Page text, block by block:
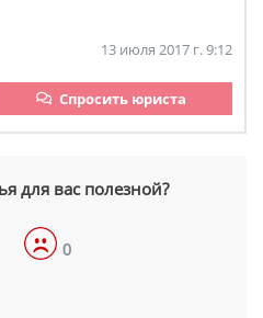
13 июля 2017 г. 9:12
Спросить юриста
для вас полезной?
0